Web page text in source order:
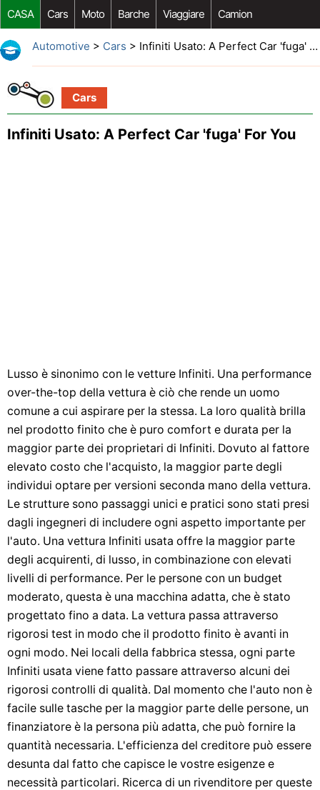
CASA Cars Moto Barche Viaggiare Camion
Riparazione Auto Acquisto Auto Car Opzioni Aftermarket
Automotive > Cars > Infiniti Usato: A Perfect Car 'fuga' For You
Cars
Infiniti Usato: A Perfect Car 'fuga' For You
Lusso è sinonimo con le vetture Infiniti. Una performance
over-the-top della vettura è ciò che rende un uomo
comune a cui aspirare per la stessa. La loro qualità brilla
nel prodotto finito che è puro comfort e durata per la
maggior parte dei proprietari di Infiniti. Dovuto al fattore
elevato costo che l'acquisto, la maggior parte degli
individui optare per versioni seconda mano della vettura.
Le strutture sono passaggi unici e pratici sono stati presi
dagli ingegneri di includere ogni aspetto importante per
l'auto. Una vettura Infiniti usata offre la maggior parte
degli acquirenti, di lusso, in combinazione con elevati
livelli di performance. Per le persone con un budget
moderato, questa è una macchina adatta, che è stato
progettato fino a data. La vettura passa attraverso
rigorosi test in modo che il prodotto finito è avanti in
ogni modo. Nei locali della fabbrica stessa, ogni parte
Infiniti usata viene fatto passare attraverso alcuni dei
rigorosi controlli di qualità. Dal momento che l'auto non è
facile sulle tasche per la maggior parte delle persone, un
finanziatore è la persona più adatta, che può fornire la
quantità necessaria. L'efficienza del creditore può essere
desunta dal fatto che capisce le vostre esigenze e
necessità particolari. Ricerca di un rivenditore per queste